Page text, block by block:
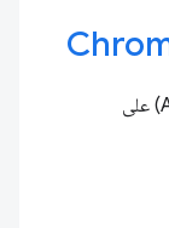
تعرَّف على كيفية تسهيل الذكاء الاصطناعي (AI) على